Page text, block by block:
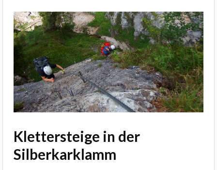
Klettersteige in der
Silberkarklamm